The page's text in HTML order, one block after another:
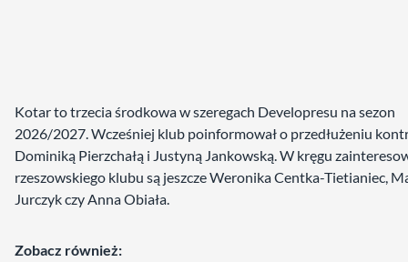
Kotar to trzecia środkowa w szeregach Developresu na sezon
2026/2027. Wcześniej klub poinformował o przedłużeniu
Dominiką Pierzchałą i Justyną Jankowską. W kręgu
rzeszowskiego klubu są jeszcze Weronika Centka-Tietianiec,
Jurczyk czy Anna Obiała.
Zobacz również: